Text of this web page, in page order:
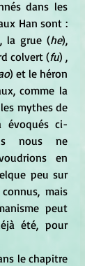
Han sont :
la grue (he),
colvert (fu) ,
) et le héron
comme la
mythes de
évoqués ci-
nous ne
en
peu sur
mais
peut
été, pour
le chapitre